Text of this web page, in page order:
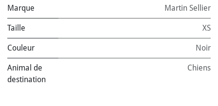
Marque Martin Sellier
Taille XS
Couleur Noir
Animal de
destination
Chiens